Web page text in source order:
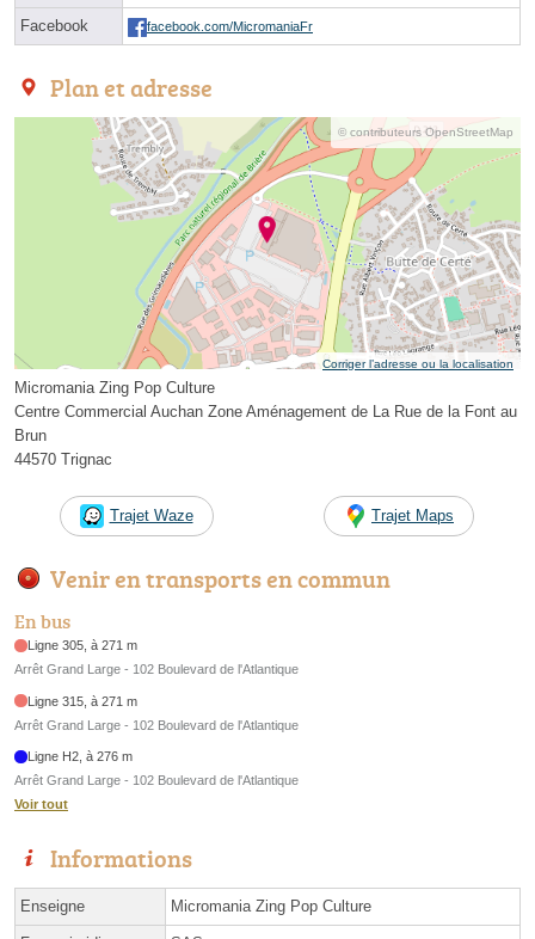
Facebook facebook.com/MicromaniaFr
Plan et adresse
© contributeurs OpenStreetMap
Corriger l’adresse ou la localisation
Micromania Zing Pop Culture
Centre Commercial Auchan Zone Aménagement de La Rue de la Font au
Brun
44570 Trignac
Trajet Waze Trajet Maps
Venir en transports en commun
En bus
Ligne 305, à 271 m
Arrêt Grand Large - 102 Boulevard de l'Atlantique
Ligne 315, à 271 m
Arrêt Grand Large - 102 Boulevard de l'Atlantique
Ligne H2, à 276 m
Arrêt Grand Large - 102 Boulevard de l'Atlantique
Voir tout
Informations
Enseigne Micromania Zing Pop Culture